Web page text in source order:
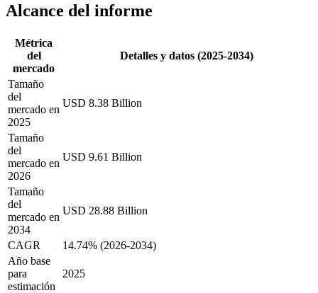
Alcance del informe
Métrica
del
mercado
Detalles y datos (2025-2034)
Tamaño
del
mercado en
2025
USD 8.38 Billion
Tamaño
del
mercado en
2026
USD 9.61 Billion
Tamaño
del
mercado en
2034
USD 28.88 Billion
CAGR
14.74% (2026-2034)
Año base
para
estimación
2025